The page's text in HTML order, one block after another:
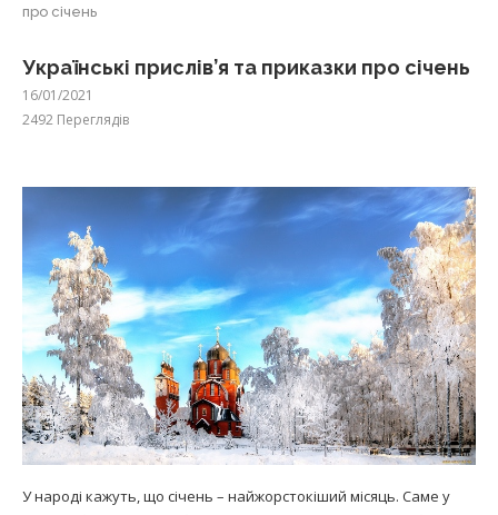
про січень
Українські прислів’я та приказки про січень
16/01/2021
2492 Переглядів
У народі кажуть, що січень – найжорстокіший місяць. Саме у